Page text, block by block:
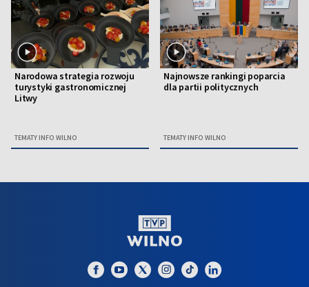
Narodowa strategia rozwoju
turystyki gastronomicznej
Litwy
TEMATY INFO WILNO
Najnowsze rankingi poparcia
dla partii politycznych
TEMATY INFO WILNO